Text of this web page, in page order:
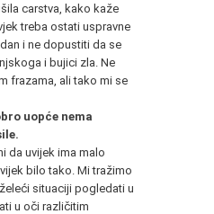
carstva, kako kaže
treba ostati uspravne
i ne dopustiti da se
i bujici zla. Ne
frazama, ali tako mi se
uopće nema
da uvijek ima malo
bilo tako. Mi tražimo
situaciji pogledati u
u oči različitim